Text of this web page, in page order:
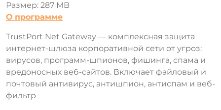
Размер: 287 MB
О программе
TrustPort Net Gateway — комплексная защита
интернет-шлюза корпоративной сети от угроз:
вирусов, программ-шпионов, фишинга, спама и
вредоносных веб-сайтов. Включает файловый и
почтовый антивирус, антишпион, антиспам и веб-
фильтр